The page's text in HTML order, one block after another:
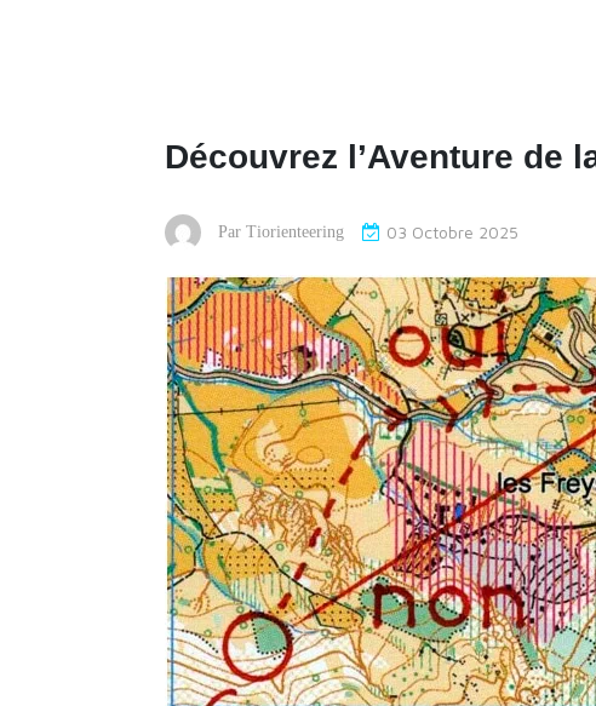
Découvrez l’Aventure de
Par Tiorienteering 03 Octobre 2025